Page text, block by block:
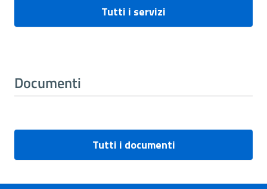
Tutti i servizi
Documenti
Tutti i documenti